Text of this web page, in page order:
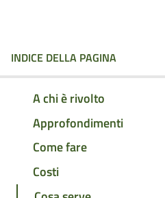
INDICE DELLA PAGINA
A chi è rivolto
Approfondimenti
Come fare
Costi